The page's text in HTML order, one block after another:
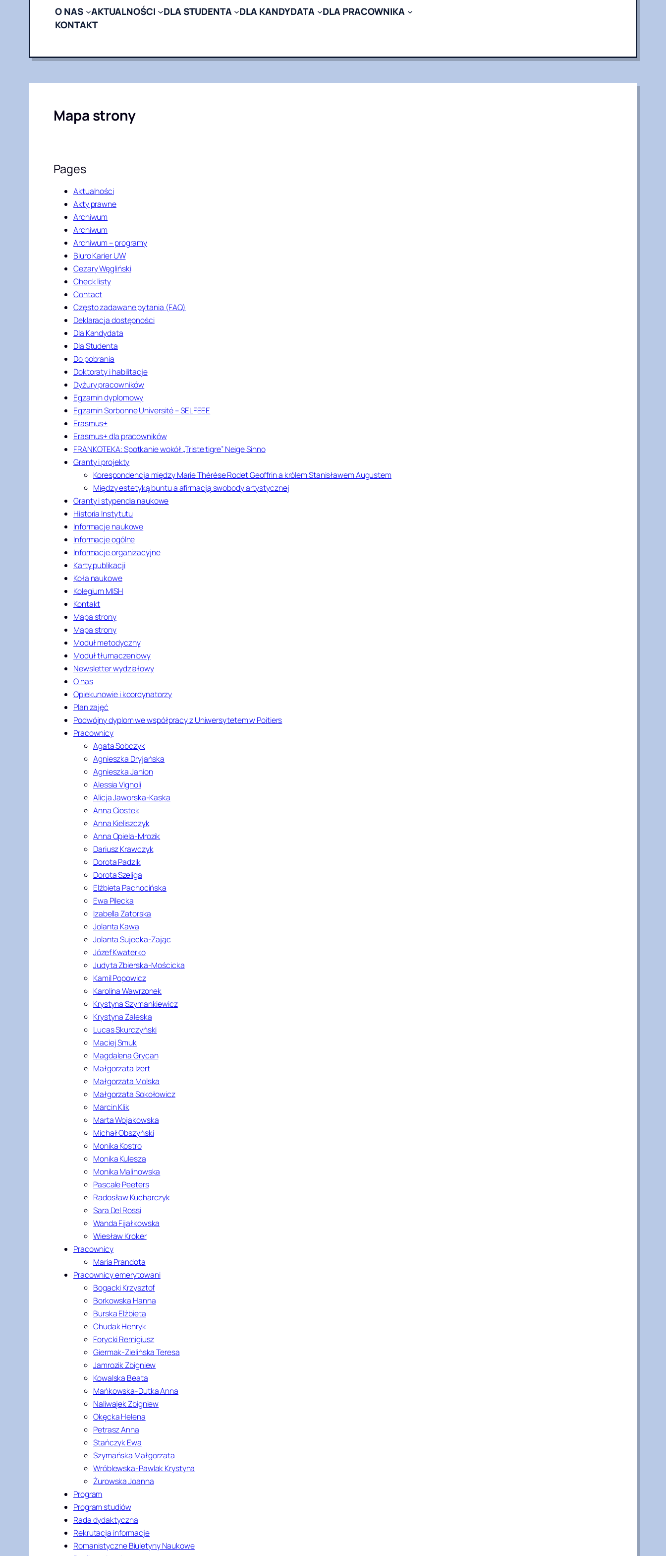
O NAS AKTUALNOŚCI DLA STUDENTA DLA KANDYDATA
DLA PRACOWNIKA
KONTAKT
Mapa strony
Pages
Aktualności
Akty prawne
Archiwum
Archiwum
Archiwum – programy
Biuro Karier UW
Cezary Węgliński
Check listy
Contact
Często zadawane pytania (FAQ)
Deklaracja dostępności
Dla Kandydata
Dla Studenta
Do pobrania
Doktoraty i habilitacje
Dyżury pracowników
Egzamin dyplomowy
Egzamin Sorbonne Université – SELFEEE
Erasmus+
Erasmus+ dla pracowników
FRANKOTEKA: Spotkanie wokół „Triste tigre” Neige Sinno
Granty i projekty
Korespondencja między Marie Thérèse Rodet Geoffrin a królem Stanisławem Augustem
Między estetyką buntu a afirmacją swobody artystycznej
Granty i stypendia naukowe
Historia Instytutu
Informacje naukowe
Informacje ogólne
Informacje organizacyjne
Karty publikacji
Koła naukowe
Kolegium MISH
Kontakt
Mapa strony
Mapa strony
Moduł metodyczny
Moduł tłumaczeniowy
Newsletter wydziałowy
O nas
Opiekunowie i koordynatorzy
Plan zajęć
Podwójny dyplom we współpracy z Uniwersytetem w Poitiers
Pracownicy
Agata Sobczyk
Agnieszka Dryjańska
Agnieszka Janion
Alessia Vignoli
Alicja Jaworska-Kaska
Anna Ciostek
Anna Kieliszczyk
Anna Opiela-Mrozik
Dariusz Krawczyk
Dorota Padzik
Dorota Szeliga
Elżbieta Pachocińska
Ewa Pilecka
Izabella Zatorska
Jolanta Kawa
Jolanta Sujecka-Zając
Józef Kwaterko
Judyta Zbierska-Mościcka
Kamil Popowicz
Karolina Wawrzonek
Krystyna Szymankiewicz
Krystyna Zaleska
Lucas Skurczyński
Maciej Smuk
Magdalena Grycan
Małgorzata Izert
Małgorzata Molska
Małgorzata Sokołowicz
Marcin Klik
Marta Wojakowska
Michał Obszyński
Monika Kostro
Monika Kulesza
Monika Malinowska
Pascale Peeters
Radosław Kucharczyk
Sara Del Rossi
Wanda Fijałkowska
Wiesław Kroker
Pracownicy
Maria Prandota
Pracownicy emerytowani
Bogacki Krzysztof
Borkowska Hanna
Burska Elżbieta
Chudak Henryk
Forycki Remigiusz
Giermak-Zielińska Teresa
Jamrozik Zbigniew
Kowalska Beata
Mańkowska-Dutka Anna
Naliwajek Zbigniew
Okęcka Helena
Petrasz Anna
Stańczyk Ewa
Szymańska Małgorzata
Wróblewska-Pawlak Krystyna
Żurowska Joanna
Program
Program studiów
Rada dydaktyczna
Rekrutacja informacje
Romanistyczne Biuletyny Naukowe